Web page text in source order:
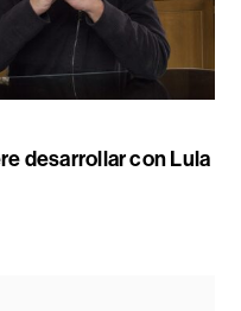
desarrollar con Lula